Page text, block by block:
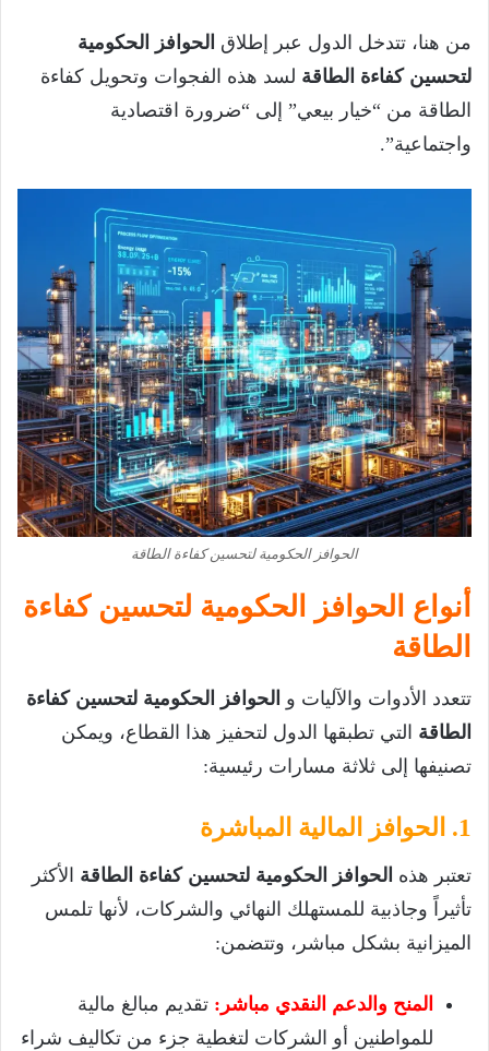
من هنا، تتدخل الدول عبر إطلاق الحوافز الحكومية
لتحسين كفاءة الطاقة لسد هذه الفجوات وتحويل كفاءة
الطاقة من “خيار بيعي” إلى “ضرورة اقتصادية
واجتماعية”.
الحوافز الحكومية لتحسين كفاءة الطاقة
أنواع الحوافز الحكومية لتحسين كفاءة
الطاقة
تتعدد الأدوات والآليات و الحوافز الحكومية لتحسين كفاءة
الطاقة التي تطبقها الدول لتحفيز هذا القطاع، ويمكن
تصنيفها إلى ثلاثة مسارات رئيسية:
1. الحوافز المالية المباشرة
تعتبر هذه الحوافز الحكومية لتحسين كفاءة الطاقة الأكثر
تأثيراً وجاذبية للمستهلك النهائي والشركات، لأنها تلمس
الميزانية بشكل مباشر، وتتضمن:
المنح والدعم النقدي مباشر: تقديم مبالغ مالية
للمواطنين أو الشركات لتغطية جزء من تكاليف شراء